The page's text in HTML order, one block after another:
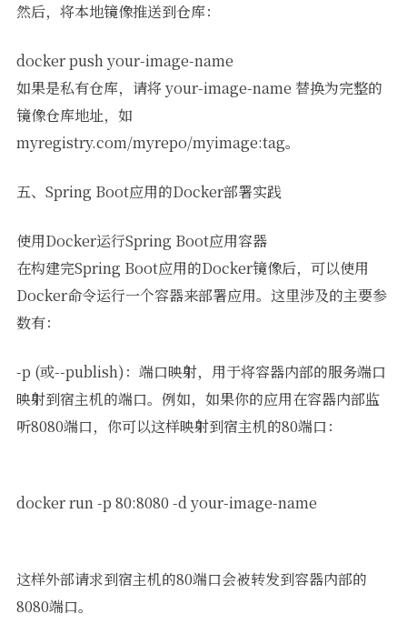
然后，将本地镜像推送到仓库：
docker push your-image-name
如果是私有仓库，请将 your-image-name 替换为完整的
镜像仓库地址，如
myregistry.com/myrepo/myimage:tag。
五、Spring Boot应用的Docker部署实践
使用Docker运行Spring Boot应用容器
在构建完Spring Boot应用的Docker镜像后，可以使用
Docker命令运行一个容器来部署应用。这里涉及的主要参
数有：
-p (或--publish)：端口映射，用于将容器内部的服务端口
映射到宿主机的端口。例如，如果你的应用在容器内部监
听8080端口，你可以这样映射到宿主机的80端口：
docker run -p 80:8080 -d your-image-name
这样外部请求到宿主机的80端口会被转发到容器内部的
8080端口。